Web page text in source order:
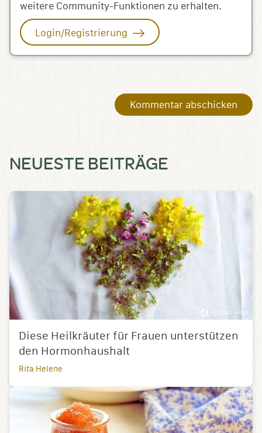
weitere Community-Funktionen zu erhalten.
Login/Registrierung
NEUESTE BEITRÄGE
Diese Heilkräuter für Frauen unterstützen
den Hormonhaushalt
Rita Helene